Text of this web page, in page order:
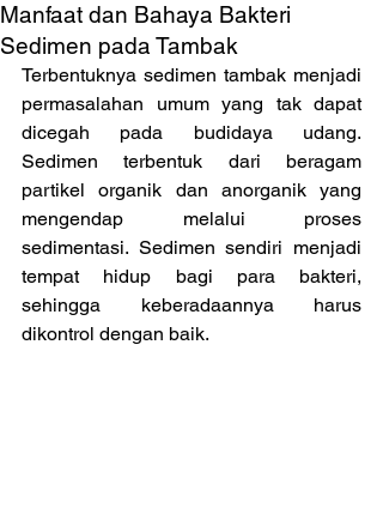
Manfaat dan Bahaya Bakteri
Sedimen pada Tambak
Terbentuknya sedimen tambak menjadi
permasalahan umum yang tak dapat
dicegah pada budidaya udang.
Sedimen terbentuk dari beragam
partikel organik dan anorganik yang
mengendap melalui proses
sedimentasi. Sedimen sendiri menjadi
tempat hidup bagi para bakteri,
sehingga keberadaannya harus
dikontrol dengan baik.